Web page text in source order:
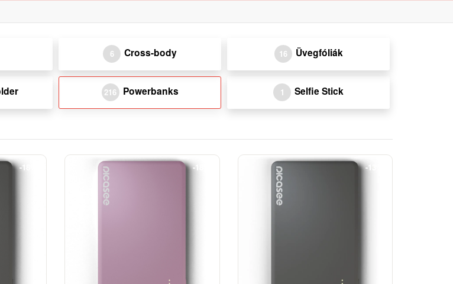
6 Cross-body 16 Üvegfóliák
216 Powerbanks 1 Selfie Stick
-18% -18% -13%